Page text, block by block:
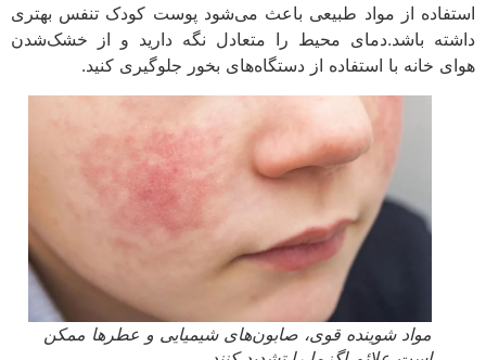
استفاده از مواد طبیعی باعث می‌شود پوست کودک تنفس بهتری
داشته باشد.دمای محیط را متعادل نگه دارید و از خشک‌شدن
هوای خانه با استفاده از دستگاه‌های بخور جلوگیری کنید.
مواد شوینده قوی، صابون‌های شیمیایی و عطرها ممکن